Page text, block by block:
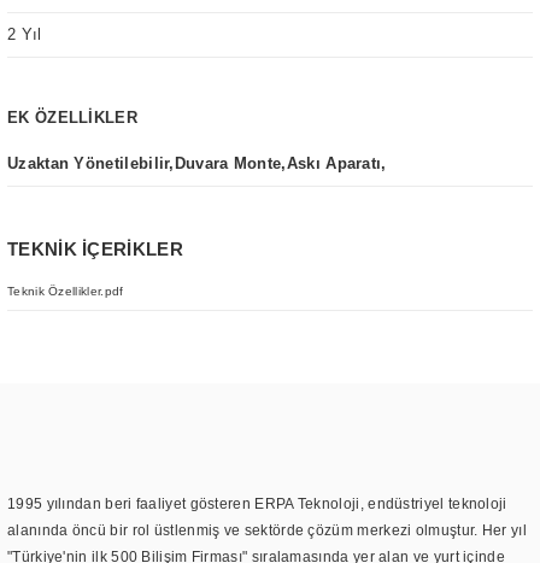
2 Yıl
EK ÖZELLİKLER
Uzaktan Yönetilebilir,Duvara Monte,Askı Aparatı,
TEKNİK İÇERİKLER
Teknik Özellikler.pdf
1995 yılından beri faaliyet gösteren ERPA Teknoloji, endüstriyel teknoloji
alanında öncü bir rol üstlenmiş ve sektörde çözüm merkezi olmuştur. Her yıl
"Türkiye'nin ilk 500 Bilişim Firması" sıralamasında yer alan ve yurt içinde